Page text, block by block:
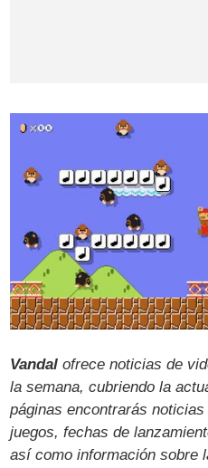
Vandal ofrece noticias de
la semana, cubriendo la
páginas encontrarás
juegos, fechas de
así como información sobre